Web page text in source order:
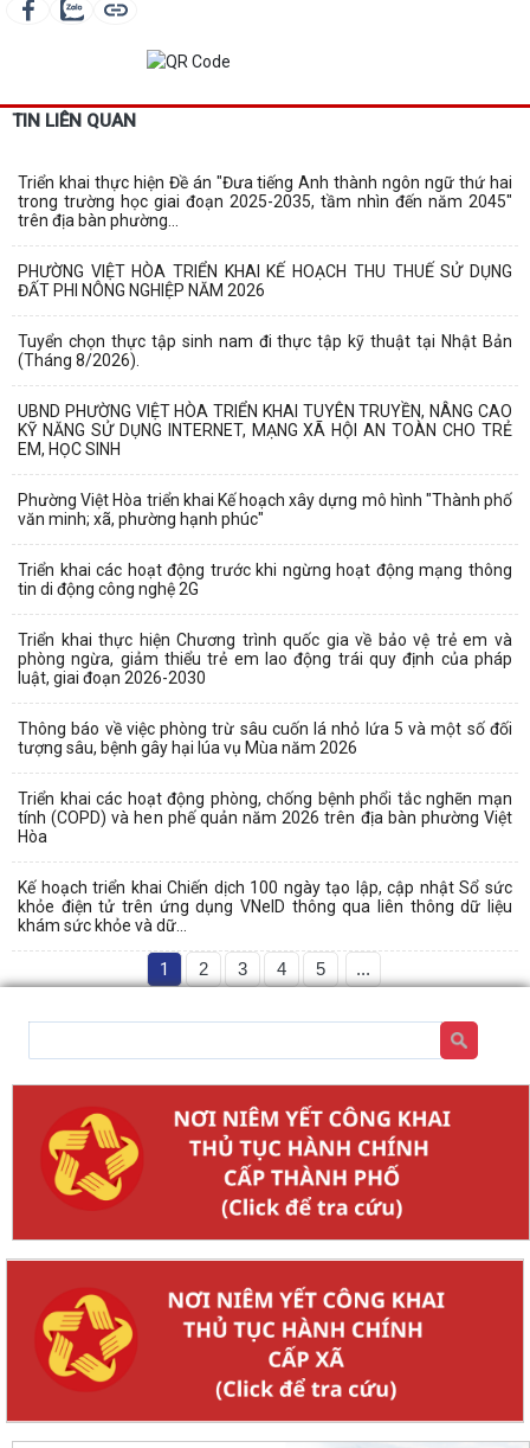
TIN LIÊN QUAN
Triển khai thực hiện Đề án "Đưa tiếng Anh thành ngôn ngữ thứ hai
trong trường học giai đoạn 2025-2035, tầm nhìn đến năm 2045"
trên địa bàn phường...
PHƯỜNG VIỆT HÒA TRIỂN KHAI KẾ HOẠCH THU THUẾ SỬ DỤNG
ĐẤT PHI NÔNG NGHIỆP NĂM 2026
Tuyển chọn thực tập sinh nam đi thực tập kỹ thuật tại Nhật Bản
(Tháng 8/2026).
UBND PHƯỜNG VIỆT HÒA TRIỂN KHAI TUYÊN TRUYỀN, NÂNG CAO
KỸ NĂNG SỬ DỤNG INTERNET, MẠNG XÃ HỘI AN TOÀN CHO TRẺ
EM, HỌC SINH
Phường Việt Hòa triển khai Kế hoạch xây dựng mô hình "Thành phố
văn minh; xã, phường hạnh phúc"
Triển khai các hoạt động trước khi ngừng hoạt động mạng thông
tin di động công nghệ 2G
Triển khai thực hiện Chương trình quốc gia về bảo vệ trẻ em và
phòng ngừa, giảm thiểu trẻ em lao động trái quy định của pháp
luật, giai đoạn 2026-2030
Thông báo về việc phòng trừ sâu cuốn lá nhỏ lứa 5 và một số đối
tượng sâu, bệnh gây hại lúa vụ Mùa năm 2026
Triển khai các hoạt động phòng, chống bệnh phổi tắc nghẽn mạn
tính (COPD) và hen phế quản năm 2026 trên địa bàn phường Việt
Hòa
Kế hoạch triển khai Chiến dịch 100 ngày tạo lập, cập nhật Sổ sức
khỏe điện tử trên ứng dụng VNeID thông qua liên thông dữ liệu
khám sức khỏe và dữ...
1 2 3 4 5 ...